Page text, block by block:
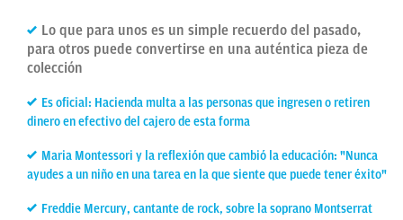
Lo que para unos es un simple recuerdo del pasado,
para otros puede convertirse en una auténtica pieza de
colección
Es oficial: Hacienda multa a las personas que ingresen o retiren
dinero en efectivo del cajero de esta forma
Maria Montessori y la reflexión que cambió la educación: "Nunca
ayudes a un niño en una tarea en la que siente que puede tener éxito"
Freddie Mercury, cantante de rock, sobre la soprano Montserrat